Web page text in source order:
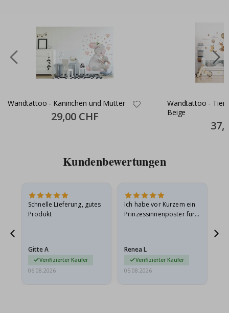
Wandtattoo - Kaninchen und Mutter
Special
Price
29,00 CHF
Wandtattoo -
Beige
Price
Kundenbewertungen
Schnelle Lieferung, gutes
Produkt
Gitte A
Verifizierter Käufer
06.08.2026
Ich habe vor Kurzem ein
Prinzessinnenposter für
beschädigt…
Renea L
Verifizierter Käufer
05.08.2026